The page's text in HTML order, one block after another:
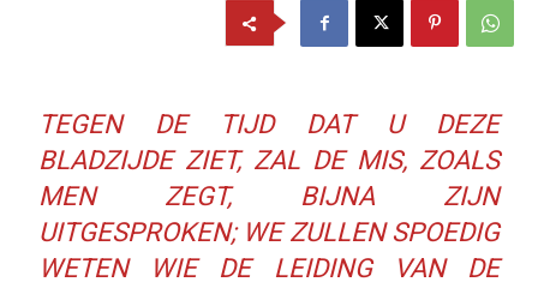
TEGEN DE TIJD DAT U DEZE
BLADZIJDE ZIET, ZAL DE MIS, ZOALS
MEN ZEGT, BIJNA ZIJN
UITGESPROKEN; WE ZULLEN SPOEDIG
WETEN WIE DE LEIDING VAN DE